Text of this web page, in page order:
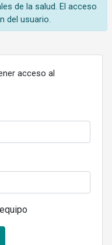
de la salud. El acceso
del usuario.
acceso al